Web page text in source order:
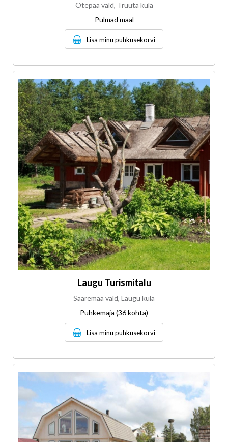
Otepää vald, Truuta küla
Pulmad maal
Lisa minu puhkusekorvi
Laugu Turismitalu
Saaremaa vald, Laugu küla
Puhkemaja (36 kohta)
Lisa minu puhkusekorvi